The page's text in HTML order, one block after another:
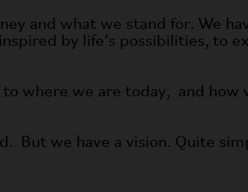
and what we stand for. We
by life’s possibilities, to
where we are today, and how
But we have a vision. Quite